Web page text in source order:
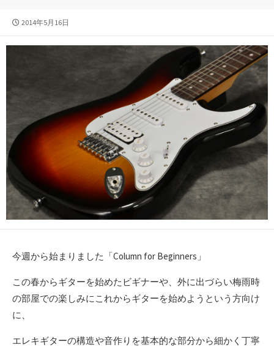
公
日
2014年5月16日
今週から始まりました「Column for Beginners」
この春からギターを始めたビギナーや、外に出づらい梅雨時
の部屋での楽しみにこれからギターを始めようという方向け
に、
エレキギターの構造や音作りを基本的な部分から細かく丁寧